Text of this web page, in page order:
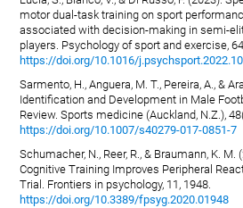
motor dual-task training on sport
associated with decision-making in semi-
players. Psychology of sport and exercise,
https://doi.org/10.1016/
Sarmento, H., Anguera, M. T., Pereira, A., &
Identification and Development in Male
Review. Sports medicine (Auckland, N.Z.),
https://doi.org/10.1007/s40279-017-0851-7
Schumacher, N., Reer, R., & Braumann, K.
Cognitive Training Improves Peripheral
Trial. Frontiers in psychology, 11, 1948.
https://doi.org/10.3389/fpsyg.2020.01948